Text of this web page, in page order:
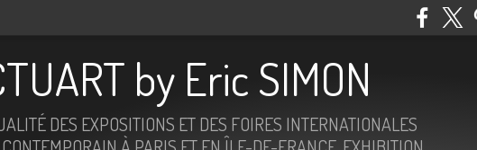
by Eric SIMON
DES EXPOSITIONS ET DES FOIRES INTERNATIONALES